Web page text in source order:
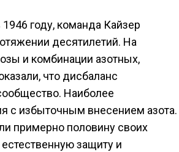
году, команда Кайзер
десятилетий. На
и комбинации азотных,
что дисбаланс
Наиболее
с избыточным внесением азота.
примерно половину своих
защиту и